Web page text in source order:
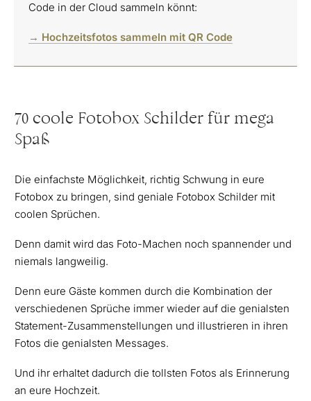
Code in der Cloud sammeln könnt:
→ Hochzeitsfotos sammeln mit QR Code
70 coole Fotobox Schilder für mega
Spaß
Die einfachste Möglichkeit, richtig Schwung in eure
Fotobox zu bringen, sind geniale Fotobox Schilder mit
coolen Sprüchen.
Denn damit wird das Foto-Machen noch spannender und
niemals langweilig.
Denn eure Gäste kommen durch die Kombination der
verschiedenen Sprüche immer wieder auf die genialsten
Statement-Zusammenstellungen und illustrieren in ihren
Fotos die genialsten Messages.
Und ihr erhaltet dadurch die tollsten Fotos als Erinnerung
an eure Hochzeit.